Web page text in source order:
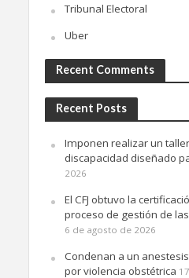
Tribunal Electoral
Uber
Recent Comments
Recent Posts
Imponen realizar un
discapacidad diseñado
2026
El CFJ obtuvo la
proceso de gestión de
6 de agosto de 2026
Condenan a un
por violencia obstétrica